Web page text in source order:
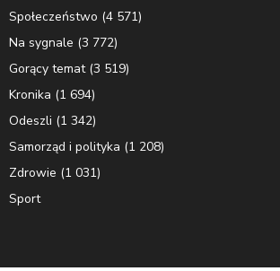
Społeczeństwo (4 571)
Na sygnale (3 772)
Gorący temat(3 519)
Kronika (1 694)
Odeszli (1 342)
Samorząd i polityka (1 208)
Zdrowie (1 031)
Sport